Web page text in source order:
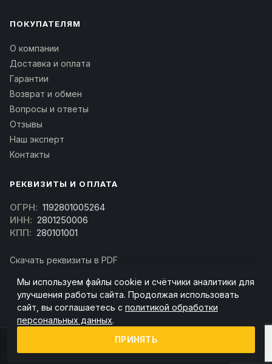
ПОКУПАТЕЛЯМ
О компании
Доставка и оплата
Гарантии
Возврат и обмен
Вопросы и ответы
Отзывы
Наш эксперт
Контакты
РЕКВИЗИТЫ И ОПЛАТА
ОГРН: 1192801005264
ИНН: 2801250006
КПП: 280101001
Скачать реквизиты в PDF
(Скачать договор)
Мы используем файлы cookie и счётчики аналитики для
улучшения работы сайта. Продолжая использовать
сайт, вы соглашаетесь с политикой обработки
персональных данных.
ПРИНЯТЬ